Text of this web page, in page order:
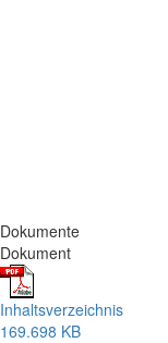
Dokumente
Dokument
Inhaltsverzeichnis
169.698 KB